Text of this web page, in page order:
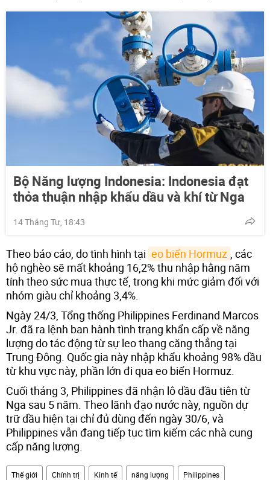
Bộ Năng lượng Indonesia: Indonesia đạt
thỏa thuận nhập khẩu dầu và khí từ Nga
14 Tháng Tư, 18:43
Theo báo cáo, do tình hình tại eo biển Hormuz , các
hộ nghèo sẽ mất khoảng 16,2% thu nhập hằng năm
tính theo sức mua thực tế, trong khi mức giảm đối với
nhóm giàu chỉ khoảng 3,4%.
Ngày 24/3, Tổng thống Philippines Ferdinand Marcos
Jr. đã ra lệnh ban hành tình trạng khẩn cấp về năng
lượng do tác động từ sự leo thang căng thẳng tại
Trung Đông. Quốc gia này nhập khẩu khoảng 98% dầu
từ khu vực này, phần lớn đi qua eo biển Hormuz.
Cuối tháng 3, Philippines đã nhận lô dầu đầu tiên từ
Nga sau 5 năm. Theo lãnh đạo nước này, nguồn dự
trữ dầu hiện tại chỉ đủ dùng đến ngày 30/6, và
Philippines vẫn đang tiếp tục tìm kiếm các nhà cung
cấp năng lượng.
Thế giới Chính trị Kinh tế năng lượng Philippines